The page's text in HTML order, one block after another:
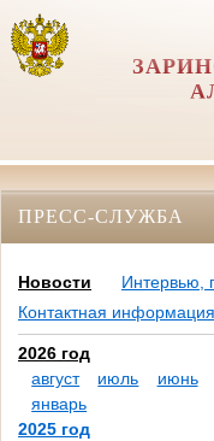
ПРЕСС-СЛУЖБА
Новости
Интервью,
Контактная информация
2026 год
август
июль июнь
январь
2025 год